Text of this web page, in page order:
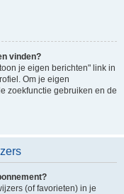
vinden?
je eigen berichten" link in
Om je eigen
zoekfunctie gebruiken en de
(of favorieten) in je